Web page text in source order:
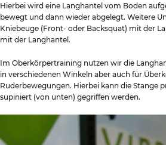
Hierbei wird eine Langhantel vom Boden
bewegt und dann wieder abgelegt. Weitere
Kniebeuge (Front- oder Backsquat) mit der
mit der Langhantel.
Im Oberkörpertraining nutzen wir die
in verschiedenen Winkeln aber auch für
Ruderbewegungen. Hierbei kann die Stange
supiniert (von unten) gegriffen werden.